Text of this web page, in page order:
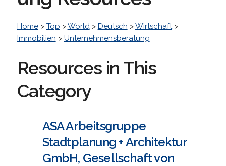
Home> Top >World> Deutsch >Wirtschaft>
Immobilien > Unternehmensberatung
Resources in This
Category
ASA Arbeitsgruppe
Stadtplanung + Architektur
GmbH, Gesellschaft von